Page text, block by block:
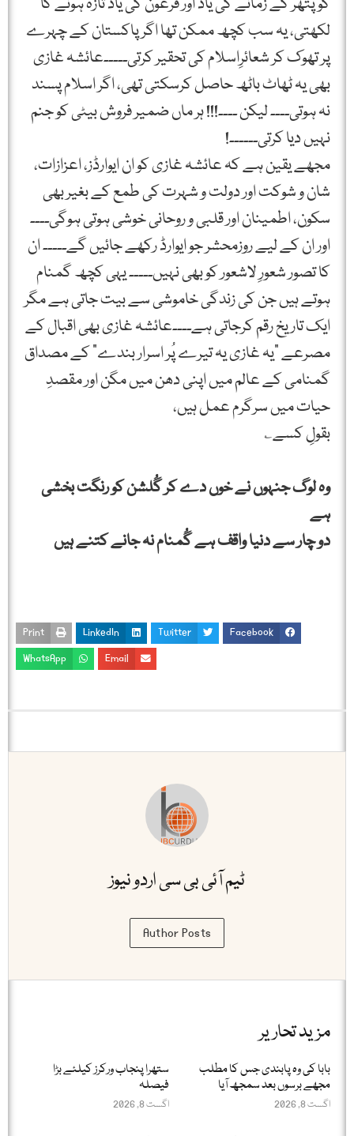
لکھتی، یہ سب کچھ ممکن تھا اگر پاکستان کے چہرے
پر تھوک کر شعائرِاسلام کی تحقیر کرتی۔۔۔۔۔عائشہ غازی
بھی یہ ٹھاٹ باٹھ حاصل کرسکتی تھی، اگر اسلام پسند
نہ ہوتی۔۔۔۔ لیکن ۔۔۔۔!!! ہر ماں ضمیر فروش بیٹی کو جنم
نہیں دیا کرتی۔۔۔۔۔۔!
مجھے یقین ہے کہ عائشہ غازی کو ان ایوارڈز، اعزازات،
شان و شوکت اور دولت و شہرت کی طمع کے بغیر بھی
سکون، اطمینان اور قلبی و روحانی خوشی ہوتی ہوگی۔۔۔۔
اور ان کے لیے روزمحشر جو ایوارڈ رکھے جائیں گے۔۔۔۔۔ ان
کا تصور شعورِ لاشعور کو بھی نہیں۔۔۔۔۔ یہی کچھ گمنام
ہوتے ہیں جن کی زندگی خاموشی سے بیت جاتی ہے مگر
ایک تاریخ رقم کرجاتی ہے۔۔۔۔عائشہ غازی بھی اقبال کے
مصرعے "یہ غازی یہ تیرے پُر اسرار بندے” کے مصداق
گمنامی کے عالم میں اپنی دھن میں مگن اور مقصدِ
حیات میں سرگرم عمل ہیں،
بقولِ کسے؎
وہ لوگ جنہوں نے خوں دے کر گُلشن کو رنگت بخشی
ہے
دو چار سے دنیا واقف ہے گُمنام نہ جانے کتنے ہیں
Facebook
Twitter
LinkedIn
Print
Email
WhatsApp
ٹیم آئی بی سی اردو نیوز
Author Posts
مزید تحاریر
بابا کی وہ پابندی جس کا مطلب
مجھے برسوں بعد سمجھ آیا
اگست 8, 2026
ستھرا پنجاب ورکرز کیلئے بڑا
فیصلہ
اگست 8, 2026